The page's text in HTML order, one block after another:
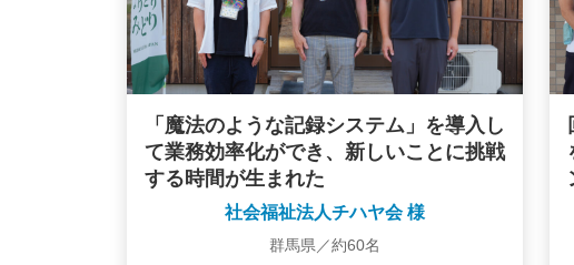
「魔法のような記録システム」を導入し
て業務効率化ができ、新しいことに挑戦
する時間が生まれた
社会福祉法人チハヤ会 様
群馬県／約60名